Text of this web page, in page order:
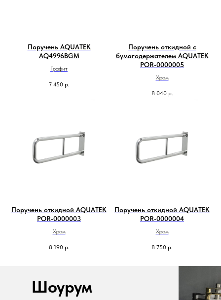
Поручень AQUATEK
AQ4996BGM
Графит
7 450 р.
Поручень откидной с
бумагодержателем AQUATEK
POR-0000005
Хром
8 040 р.
Поручень откидной AQUATEK
POR-0000003
Хром
8 190 р.
Поручень откидной AQUATEK
POR-0000004
Хром
8 750 р.
Шоурум